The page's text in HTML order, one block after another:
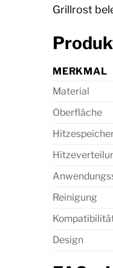
Grillrost
MERKMAL
Material
Oberfläche
Reinigung
Design